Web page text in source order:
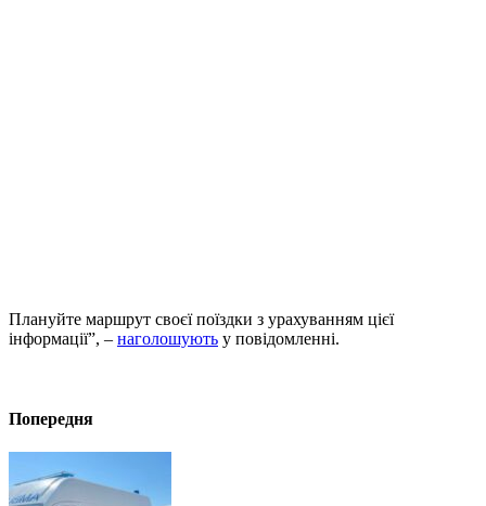
Плануйте маршрут своєї поїздки з урахуванням цієї
інформації”, – наголошують у повідомленні.
Попередня